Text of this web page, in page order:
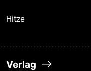
Hitze
Verlag